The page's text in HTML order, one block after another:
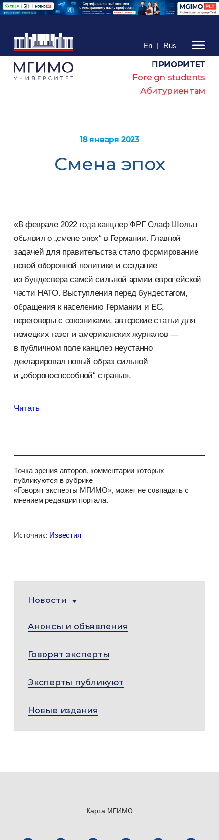
En | Rus
ПРИОРИТЕТ
Foreign students
Абитуриентам
18 января 2023
Смена эпох
«В феврале 2022 года канцлер ФРГ Олаф Шольц
объявил о „смене эпох“ в Германии. Главной
задачей для правительства стало формирование
новой оборонной политики и создание
из бундесвера самой сильной армии европейской
части НАТО. Выступления перед бундестагом,
обращения к населению Германии и ЕС,
переговоры с союзниками, авторские статьи для
немецких газет и американских журналов —
в публичном поле канцлер неустанно
декларировал новый образ сильной
и „обороноспособной“ страны».
Читать
Точка зрения авторов, комментарии которых
публикуются в рубрике
«Говорят эксперты МГИМО», может не совпадать с
мнением редакции портала.
Источник: Известия
Новости
Анонсы и объявления
Говорят эксперты
Эксперты публикуют
Новые издания
Карта МГИМО